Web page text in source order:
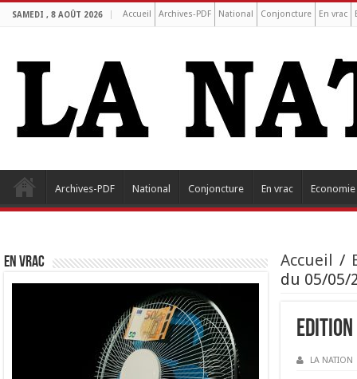
SAMEDI , 8 AOÛT 2026 Accueil Archives-PDF National Conjoncture En vrac
Archives-PDF National Conjoncture En vrac Economie
Accueil /
du 05/05/
Edition
LA NATION
EN VRAC